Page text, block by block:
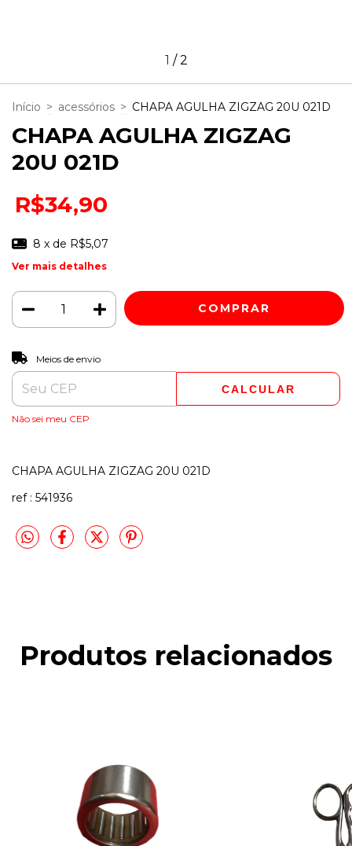
1 /2
Início > acessórios > CHAPA AGULHA ZIGZAG 20U 021D
CHAPA AGULHA ZIGZAG
20U 021D
R$34,90
8 x de R$5,07
Ver mais detalhes
Entregas para o CEP:
Meios de envio
CALCULAR
Não sei meu CEP
CHAPA AGULHA ZIGZAG 20U 021D
ref : 541936
Produtos relacionados